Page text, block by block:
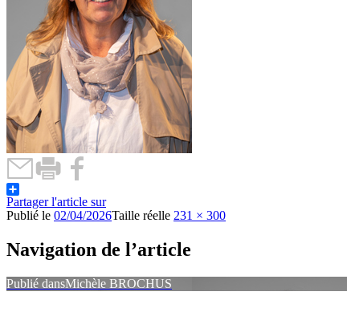
Partager l'article sur
Publié le 02/04/2026Taille réelle 231 × 300
Navigation de l’article
Publié dansMichèle BROCHUS